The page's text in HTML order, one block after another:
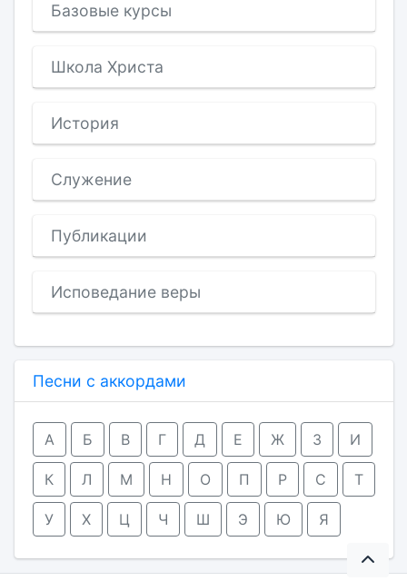
Базовые курсы
Школа Христа
История
Служение
Публикации
Исповедание веры
Песни с аккордами
А Б В Г Д Е Ж З И
К Л М Н О П Р С Т
У Х Ц Ч Ш Э Ю Я